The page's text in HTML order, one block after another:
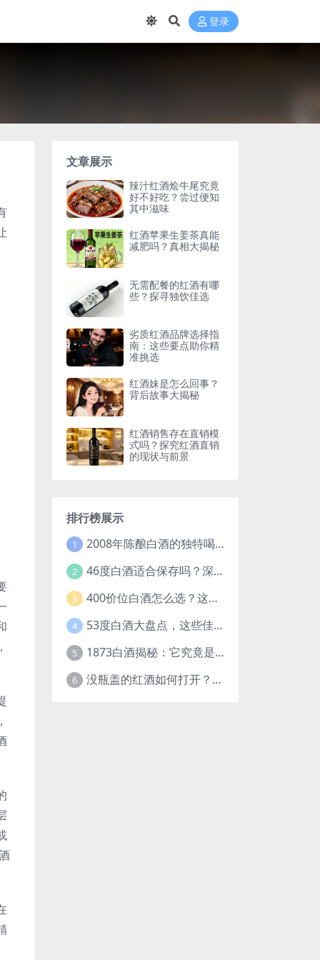
登录
文章展示
辣汁红酒烩牛尾究竟
好不好吃？尝过便知
其中滋味
红酒苹果生姜茶真能
减肥吗？真相大揭秘
无需配餐的红酒有哪
些？探寻独饮佳选
劣质红酒品牌选择指
南：这些要点助你精
准挑选
红酒妹是怎么回事？
背后故事大揭秘
红酒销售存在直销模
式吗？探究红酒直销
的现状与前景
排行榜展示
1 2008年陈酿白酒的独特喝法，开启别样饮酒体验
2 46度白酒适合保存吗？深度解析白酒保存的关键因素
3 400价位白酒怎么选？这些要点和推荐让你不再纠结
4 53度白酒大盘点，这些佳酿你都知道吗？
5 1873白酒揭秘：它究竟是什么样的酒？
6 没瓶盖的红酒如何打开？这些实用方法快收藏！